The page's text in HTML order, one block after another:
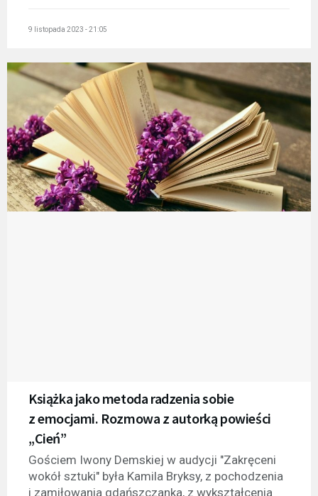
9 listopada 2023 - 21:05
Książka jako metoda radzenia sobie
z emocjami. Rozmowa z autorką powieści
„Cień”
Gościem Iwony Demskiej w audycji "Zakręceni
wokół sztuki" była Kamila Bryksy, z pochodzenia
i zamiłowania gdańszczanka, z wykształcenia